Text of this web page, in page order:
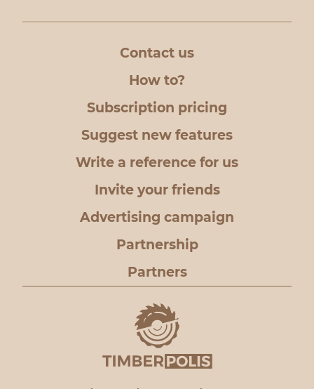
Contact us
How to?
Subscription pricing
Suggest new features
Write a reference for us
Invite your friends
Advertising campaign
Partnership
Partners